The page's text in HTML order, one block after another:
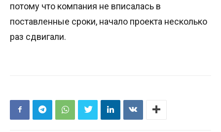
потому что компания не вписалась в
поставленные сроки, начало проекта несколько
раз сдвигали.